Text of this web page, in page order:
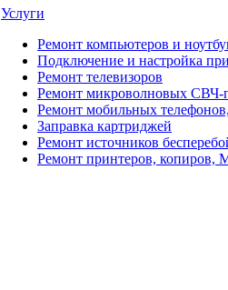
Услуги
Ремонт компьютеров и
Подключение и настройка
Ремонт телевизоров
Ремонт микроволновых СВЧ-
Ремонт мобильных
Заправка картриджей
Ремонт источников
Ремонт принтеров, копиров,